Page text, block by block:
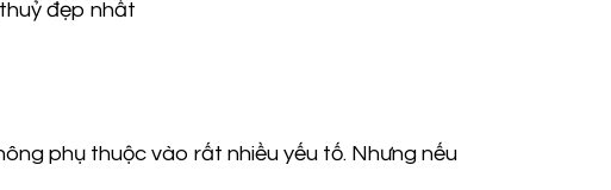
phụ thuộc vào rất nhiều yếu tố. Nhưng nếu